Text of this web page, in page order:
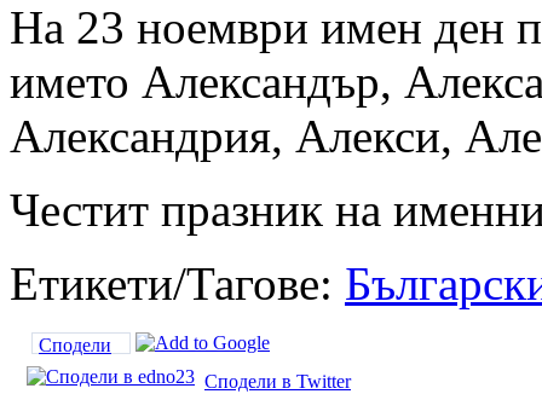
На 23 ноември имен ден
името Александър,
Александрия, Алекси,
Честит празник на
Етикети/Тагове:
Сподели
Сподели в Twitter